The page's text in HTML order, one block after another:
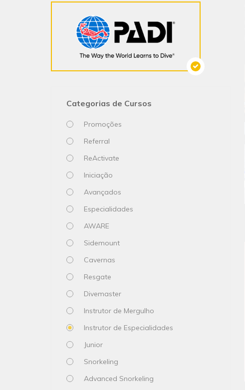
Categorias de Cursos
Promoções
Referral
ReActivate
Iniciação
Avançados
Especialidades
AWARE
Sidemount
Cavernas
Resgate
Divemaster
Instrutor de Mergulho
Instrutor de Especialidades
Junior
Snorkeling
Advanced Snorkeling